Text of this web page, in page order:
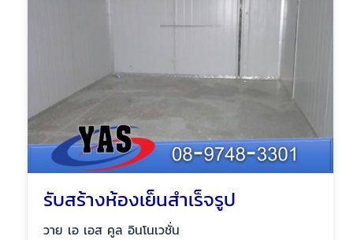
รับสร้างห้องเย็นสำเร็จรูป
วาย เอ เอส คูล อินโนเวชั่น